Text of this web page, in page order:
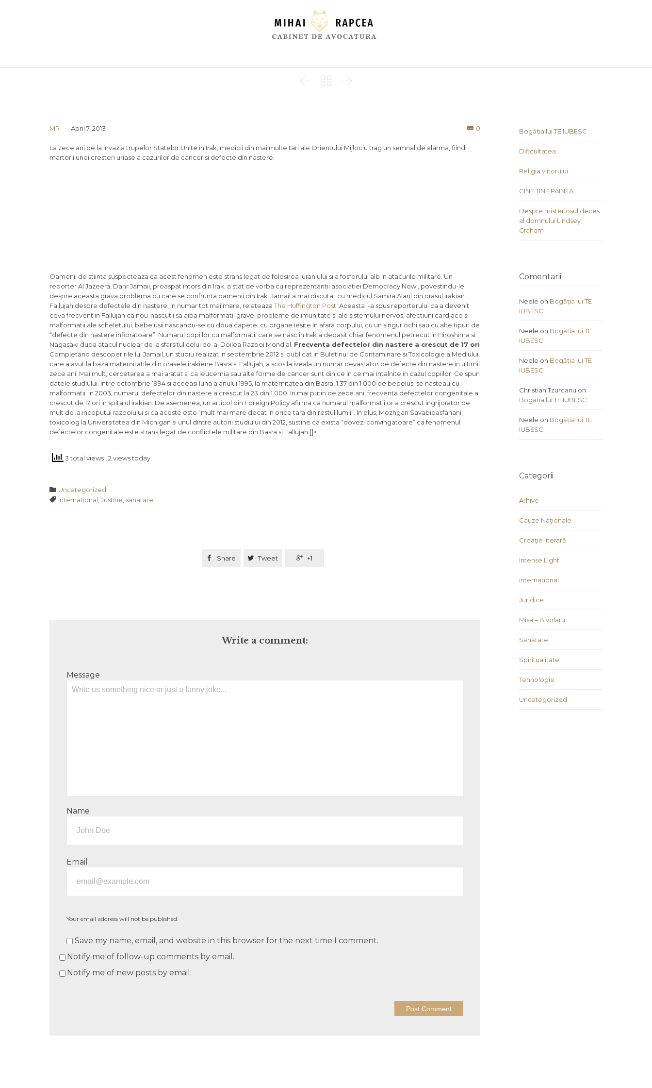
  
MR April 7, 2013  0
La zece ani de la invazia trupelor Statelor Unite in Irak, medicii din mai multe tari ale Orientului Mijlociu trag un semnal de alarma, fiind
martorii unei cresteri uriase a cazurilor de cancer si defecte din nastere.
Oamenii de stiinta suspecteaza ca acest fenomen este strans legat de folosirea uraniului si a fosforului alb in atacurile militare. Un
reporter Al Jazeera, Dahr Jamail, proaspat intors din Irak, a stat de vorba cu reprezentantii asociatiei Democracy Now!, povestindu-le
despre aceasta grava problema cu care se confrunta oamenii din Irak. Jamail a mai discutat cu medicul Samira Alani din orasul irakian
Fallujah despre defectele din nastere, in numar tot mai mare, relateazaThe Huffington Post . Aceasta i-a spus reporterului ca a devenit
ceva frecvent in Fallujah ca nou-nascutii sa aiba malformatii grave, probleme de imunitate si ale sistemului nervos, afectiuni cardiace si
malformatii ale scheletului, bebelusii nascandu-se cu doua capete, cu organe iesite in afara corpului, cu un singur ochi sau cu alte tipuri de
“defecte din nastere infioratoare”. Numarul copiilor cu malformatii care se nasc in Irak a depasit chiar fenomenul petrecut in Hiroshima si
Nagasaki dupa atacul nuclear de la sfarsitul celui de-al Doilea Razboi Mondial. Frecventa defectelor din nastere a crescut de 17 ori
Completand descoperirile lui Jamail, un studiu realizat in septembrie 2012 si publicat in Buletinul de Contaminare si Toxicologie a Mediului,
care a avut la baza maternitatile din orasele irakiene Basra si Fallujah, a scos la iveala un numar devastator de defecte din nastere in ultimii
zece ani. Mai mult, cercetarea a mai aratat si ca leucemia sau alte forme de cancer sunt din ce in ce mai intalnite in cazul copiilor. Ce spun
datele studiului. Intre octombrie 1994 si aceeasi luna a anului 1995, la maternitatea din Basra, 1,37 din 1.000 de bebelusi se nasteau cu
malformatii. In 2003, numarul defectelor din nastere a crescut la 23 din 1.000. In mai putin de zece ani, frecventa defectelor congenitale a
crescut de 17 ori in spitalul irakian. De asemenea, un articol din Foreign Policy afirma ca numarul malformatiilor a crescut ingrijorator de
mult de la inceputul razboiului si ca aceste este “mult mai mare decat in orice tara din restul lumii”. In plus, Mozhgan Savabieasfahani,
toxicolog la Universitatea din Michigan si unul dintre autorii studiului din 2012, sustine ca exista “dovezi convingatoare” ca fenomenul
defectelor congenitale este strans legat de conflictele militare din Basra si Fallujah.]]>
3 total views , 2 views today
 Category
Uncategorized
 Tags
International Justitie sanatate
 Share  Tweet  +1
Write a comment:
Message
Name
Email
Your email address will not be published.
Save my name, email, and website in this browser for the next time I comment.
Notify me of follow-up comments by email.
Notify me of new posts by email.
Bogăția lui TE IUBESC
Dificultatea
Religia viitorului
CINE ȚINE PÂINEA
Despre misteriosul deces
al domnului Lindsey
Graham
Comentarii
Neele on Bogăția lui TE
IUBESC
Neele on Bogăția lui TE
IUBESC
Neele on Bogăția lui TE
IUBESC
Christian Tzurcanu on
Bogăția lui TE IUBESC
Neele on Bogăția lui TE
IUBESC
Categorii
Arhive
Cauze Naţionale
Creaţie literară
Intense Light
international
Juridice
Misa – Bivolaru
Sănătate
Spiritualitate
Tehnologie
Uncategorized